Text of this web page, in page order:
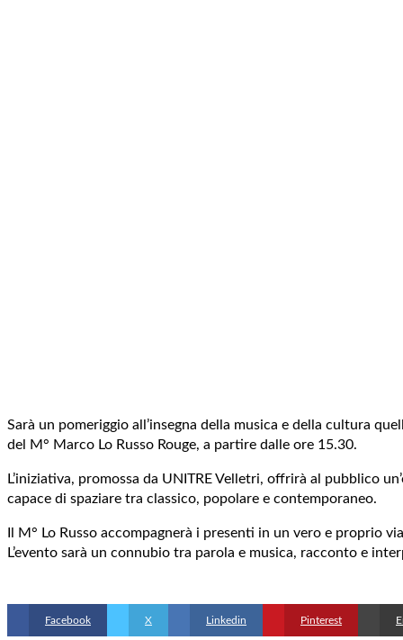
Sarà un pomeriggio all’insegna della musica e della cultura
del M° Marco Lo Russo Rouge, a partire dalle ore 15.30.
L’iniziativa, promossa da UNITRE Velletri, offrirà al pubblico
capace di spaziare tra classico, popolare e contemporaneo.
Il M° Lo Russo accompagnerà i presenti in un vero e
L’evento sarà un connubio tra parola e musica, racconto e
Facebook X Linkedin Pinterest